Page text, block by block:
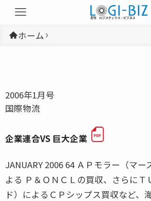
ホーム
2006年1月号
国際物流
企業連合VS 巨大企業
JANUARY 2006 64 ＡＰモラー（マ
よる Ｐ＆ＯＮＣＬの買収、さらにＴ
ド）によるＣＰシップス買収など、